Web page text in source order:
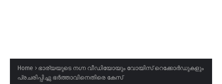
Home
ഭാര്യയുടെ നഗ്ന വീഡിയോയും വോയിസ് റെക്കോർഡുകളും
പ്രചരിപ്പിച്ചു ഭർത്താവിനെതിരെ കേസ്